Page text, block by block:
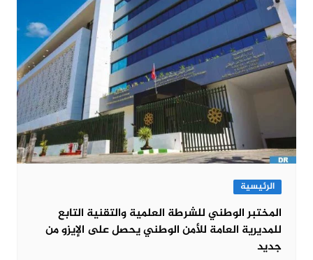
الرئيسية
المختبر الوطني للشرطة العلمية والتقنية التابع
للمديرية العامة للأمن الوطني يحصل على الإيزو من
جديد